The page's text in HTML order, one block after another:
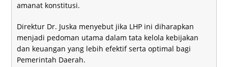
amanat konstitusi.
Direktur Dr. Juska menyebut jika LHP ini diharapkan
menjadi pedoman utama dalam tata kelola kebijakan
dan keuangan yang lebih efektif serta optimal bagi
Pemerintah Daerah.